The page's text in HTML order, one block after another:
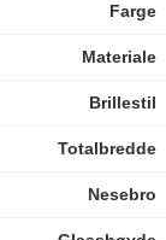
Farge
Materiale
Brillestil
Totalbredde
Nesebro